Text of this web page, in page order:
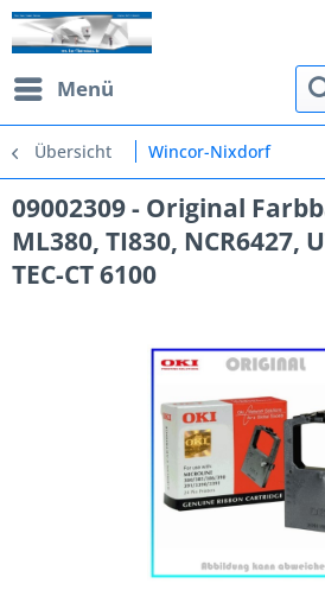
Menü
Übersicht Wincor-Nixdorf
09002309 - Original
ML380, TI830, NCR6427,
TEC-CT 6100